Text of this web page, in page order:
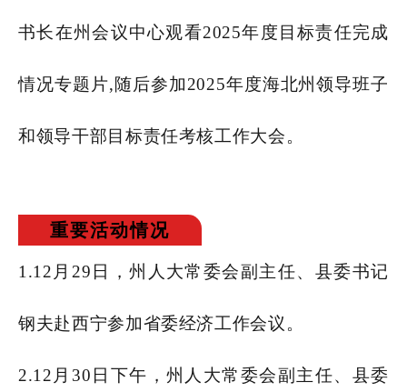
书长在州会议中心观看2025年度目标责任完成
情况专题片,随后参加2025年度海北州领导班子
和领导干部目标责任考核工作大会。
重要活动情况
1.12月29日，州人大常委会副主任、县委书记
钢夫赴西宁参加省委经济工作会议。
2.12月30日下午，州人大常委会副主任、县委